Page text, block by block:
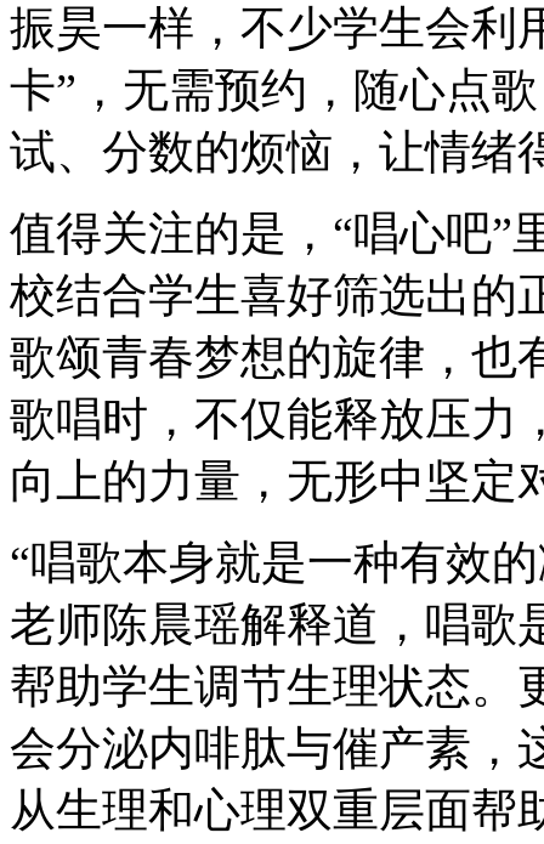
振昊一样，不少学生会利
卡”，无需预约，随心点
试、分数的烦恼，让情绪
值得关注的是，“唱心吧”
校结合学生喜好筛选出的
歌颂青春梦想的旋律，也
歌唱时，不仅能释放压力
向上的力量，无形中坚定
“唱歌本身就是一种有效
老师陈晨瑶解释道，唱歌
帮助学生调节生理状态。
会分泌内啡肽与催产素，
从生理和心理双重层面帮